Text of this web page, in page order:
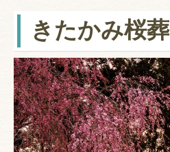
きたかみ桜葬